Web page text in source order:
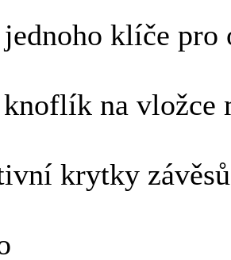
klíče pro
na vložce
krytky